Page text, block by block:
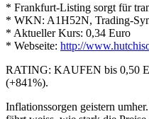
* Frankfurt-Listing sorgt für
* WKN: A1H52N, Trading-
* Aktueller Kurs: 0,34 Euro
* Webseite: http://
RATING: KAUFEN bis 0,50
(+841%).
Inflationssorgen geistern